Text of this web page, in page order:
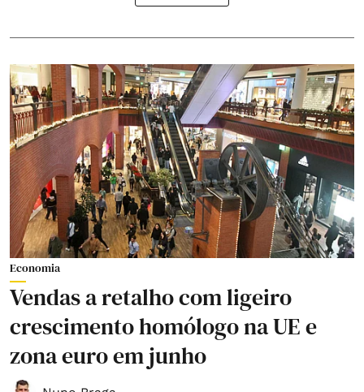
Economia
Vendas a retalho com ligeiro
crescimento homólogo na UE e
zona euro em junho